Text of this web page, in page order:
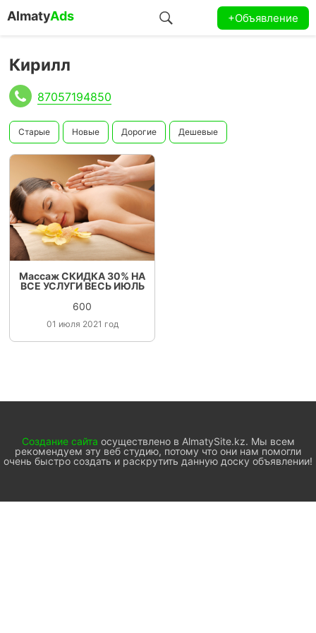
AlmatyAds +Объявление
Кирилл
87057194850
Старые Новые Дорогие Дешевые
Массаж СКИДКА 30% НА
ВСЕ УСЛУГИ ВЕСЬ ИЮЛЬ
600
01 июля 2021 год
Создание сайта осуществлено в AlmatySite.kz. Мы всем
рекомендуем эту веб студию, потому что они нам помогли
очень быстро создать и раскрутить данную доску объявлении!